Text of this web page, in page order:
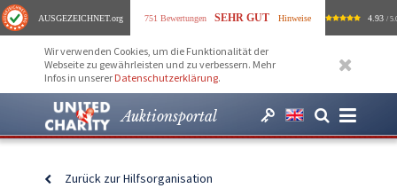
AUSGEZEICHNET.org 751 Bewertungen SEHR GUT Hinweise 4.93 /
Wir verwenden Cookies, um die Funktionalität der
Webseite zu gewährleisten und zu verbessern. Mehr
Infos in unserer Datenschutzerklärung.
Auktionsportal
Zurück zur Hilfsorganisation